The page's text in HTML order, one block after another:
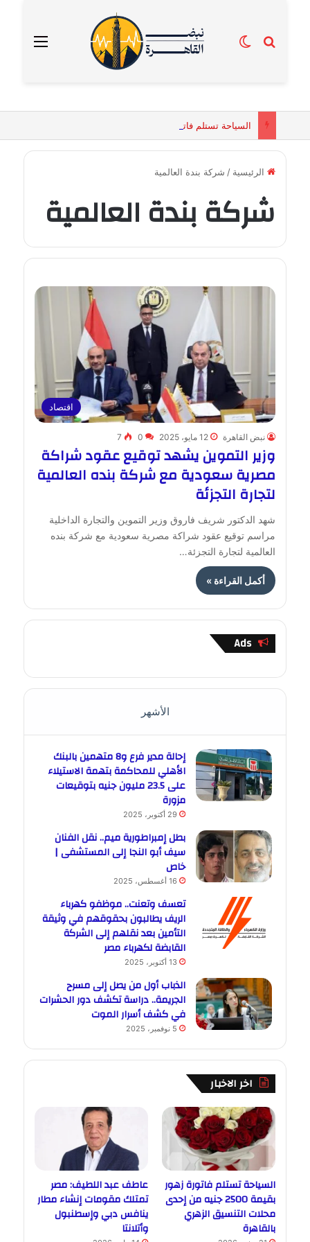
القائمة بحث عنالوضع المظلم
الرئيسية / شركة بندة العالمية
شركة بندة العالمية
اقتصاد
نبض القاهرة 12 مايو، 2025 0
7
وزير التموين يشهد توقيع عقود شراكة
مصرية سعودية مع شركة بنده العالمية
لتجارة التجزئة
شهد الدكتور شريف فاروق وزير التموين والتجارة الداخلية
مراسم توقيع عقود شراكة مصرية سعودية مع شركة بنده
العالمية لتجارة التجزئة…
أكمل القراءة »
Ads
الأشهر
إحالة مدير فرع و8 متهمين بالبنك
الأهلي للمحاكمة بتهمة الاستيلاء
على 23.5 مليون جنيه بتوقيعات
مزورة
29 أكتوبر، 2025
بطل إمبراطورية ميم.. نقل الفنان
سيف أبو النجا إلى المستشفى |
خاص
16 أغسطس، 2025
تعسف وتعنت.. موظفو كهرباء
الريف يطالبون بحقوقهم في وثيقة
التأمين بعد نقلهم إلى الشركة
القابضة لكهرباء مصر
13 أكتوبر، 2025
الذباب أول من يصل إلى مسرح
الجريمة.. دراسة تكشف دور الحشرات
في كشف أسرار الموت
5 نوفمبر، 2025
اخر الاخبار
السياحة تستلم فاتورة زهور
بقيمة 2500 جنيه من إحدى
محلات التنسيق الزهري
بالقاهرة
عاطف عبد اللطيف: مصر
تمتلك مقومات إنشاء مطار
ينافس دبي وإسطنبول
وأتلانتا